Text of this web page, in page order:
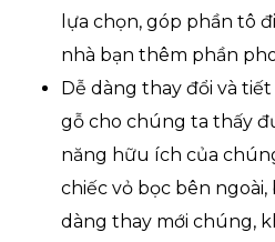
lựa chọn, góp phần tô
nhà bạn thêm phần
Dễ dàng thay đổi và
gỗ cho chúng ta thấy
năng hữu ích của
chiếc vỏ bọc bên
dàng thay mới chúng,